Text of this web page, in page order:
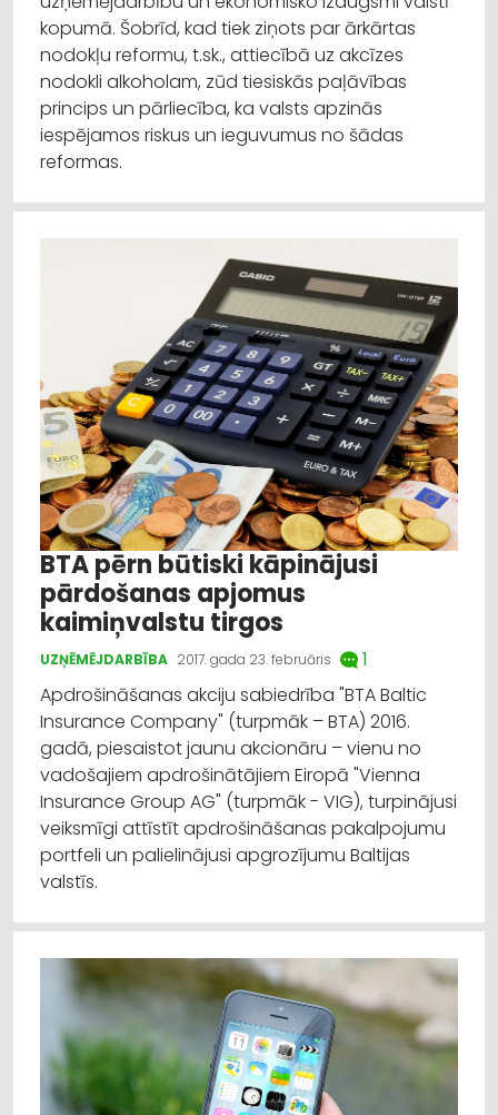
kopumā. Šobrīd, kad tiek ziņots par ārkārtas
nodokļu reformu, t.sk., attiecībā uz akcīzes
nodokli alkoholam, zūd tiesiskās paļāvības
princips un pārliecība, ka valsts apzinās
iespējamos riskus un ieguvumus no šādas
reformas.
BTA pērn būtiski kāpinājusi
pārdošanas apjomus
kaimiņvalstu tirgos
UZŅĒMĒJDARBĪBA 2017. gada 23. februāris
1
Apdrošināšanas akciju sabiedrība "BTA Baltic
Insurance Company" (turpmāk – BTA) 2016.
gadā, piesaistot jaunu akcionāru – vienu no
vadošajiem apdrošinātājiem Eiropā "Vienna
Insurance Group AG" (turpmāk - VIG), turpinājusi
veiksmīgi attīstīt apdrošināšanas pakalpojumu
portfeli un palielinājusi apgrozījumu Baltijas
valstīs.